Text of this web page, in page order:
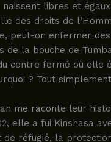
naissent libres et
des droits de
peut-on enfermer
de la bouche de
centre fermé où elle
? Tout
me raconte leur
elle a fui Kinshasa
de réfugié, la